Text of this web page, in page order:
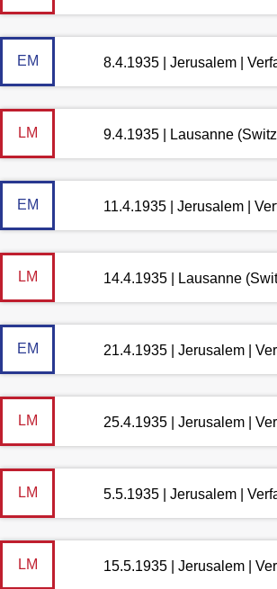
EM 8.4.1935 | Jerusalem |
LM 9.4.1935 | Lausanne
EM 11.4.1935 | Jerusalem |
LM 14.4.1935 | Lausanne
EM 21.4.1935 | Jerusalem |
LM 25.4.1935 | Jerusalem |
LM 5.5.1935 | Jerusalem |
LM 15.5.1935 | Jerusalem |